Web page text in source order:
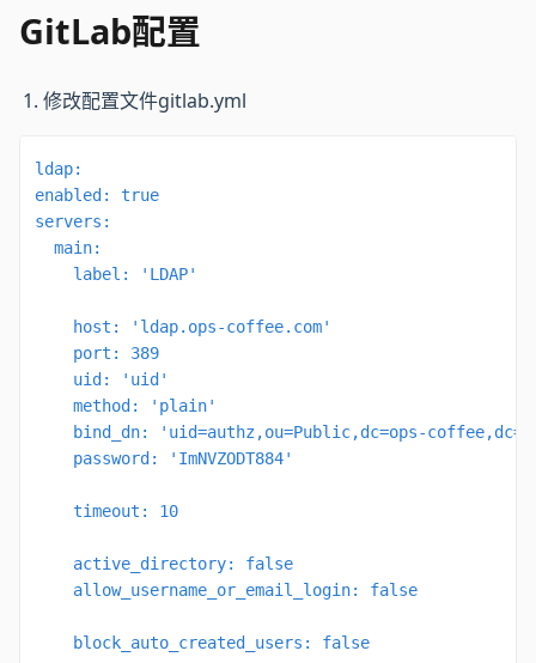
GitLab配置
修改配置文件gitlab.yml
ldap:
enabled: true
servers:
  main:
    label: 'LDAP'
    host: 'ldap.ops-coffee.com'
    port: 389
    uid: 'uid'
    method: 'plain'
bind_dn: 'uid=authz,ou=Public,dc=ops-
    password: 'ImNVZODT884'
    timeout: 10
    active_directory: false
    allow_username_or_email_login: false
    block_auto_created_users: false